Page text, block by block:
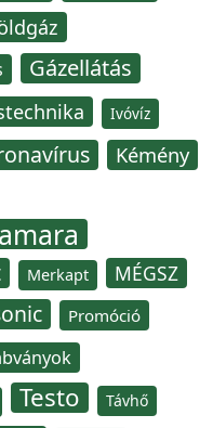
Gázellátás
Ivóvíz
Kémény
Merkapt MÉGSZ
Promóció
Testo Távhő